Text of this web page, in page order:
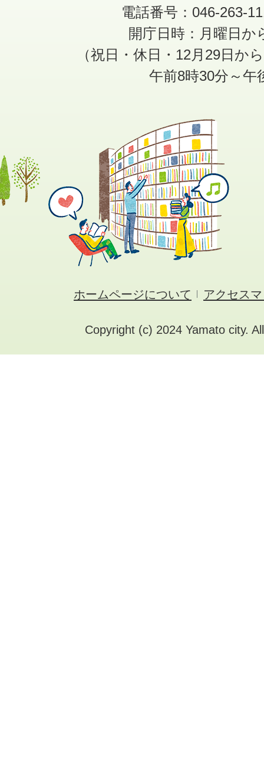
電話番号：046-263-
開庁日時：月曜日か
（祝日・休日・12月29日か
午前8時30分～午
ホームページについて アクセス
Copyright (c) 2024 Yamato city.